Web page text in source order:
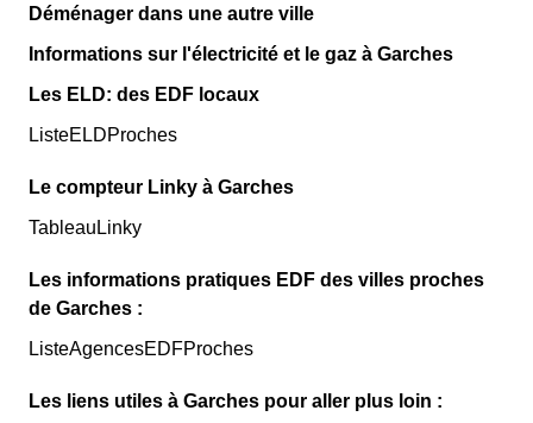
Déménager dans une autre ville
Informations sur l'électricité et le gaz à Garches
Les ELD: des EDF locaux
ListeELDProches
Le compteur Linky à Garches
TableauLinky
Les informations pratiques EDF des villes proches
de Garches :
ListeAgencesEDFProches
Les liens utiles à Garches pour aller plus loin :